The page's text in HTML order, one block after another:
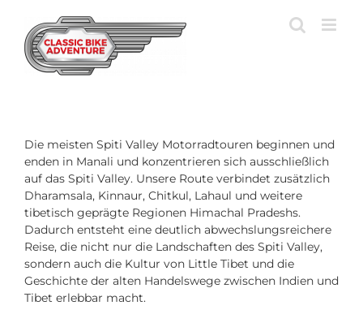
springen
Die meisten Spiti Valley Motorradtouren beginnen und
enden in Manali und konzentrieren sich ausschließlich
auf das Spiti Valley. Unsere Route verbindet zusätzlich
Dharamsala, Kinnaur, Chitkul, Lahaul und weitere
tibetisch geprägte Regionen Himachal Pradeshs.
Dadurch entsteht eine deutlich abwechslungsreichere
Reise, die nicht nur die Landschaften des Spiti Valley,
sondern auch die Kultur von Little Tibet und die
Geschichte der alten Handelswege zwischen Indien und
Tibet erlebbar macht.